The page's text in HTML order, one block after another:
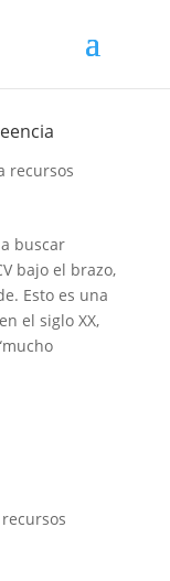
recursos
buscar
bajo el brazo,
Esto es una
el siglo XX,